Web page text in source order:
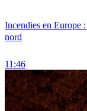
Incendies en Europe
nord
11:46